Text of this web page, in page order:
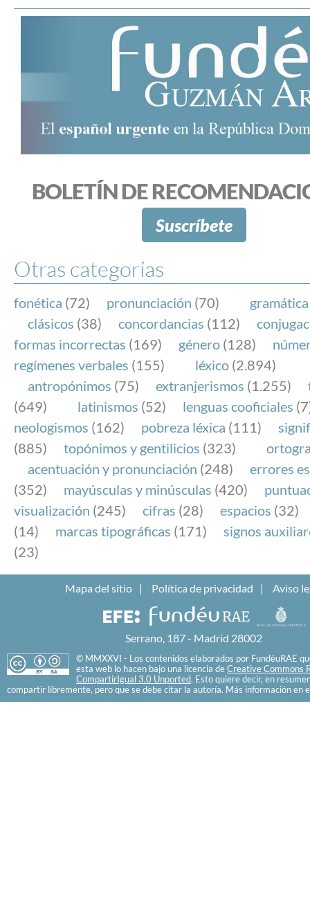
BOLETÍN DE
Suscríbete
Otras categorías
fonética (72) pronunciación (70) gramática
clásicos (38) concordancias (112)
formas incorrectas (169) género (128)
regímenes verbales (155) léxico (2.894)
antropónimos (75) extranjerismos (1.255)
(649)
latinismos (52) lenguas cooficiales
neologismos (162) pobreza léxica (111)
(885)
topónimos y gentilicios (323)
acentuación y pronunciación (248)
errores
(352)
mayúsculas y minúsculas (420)
visualización (245) cifras (28) espacios (32)
(14)
marcas tipográficas (171)
signos
(23)
Mapa del sitio Política de privacidad Aviso
Serrano, 187 - Madrid 28002
© MMXXVI - Los contenidos elaborados por FundéuRAE
esta web lo hacen bajo una licencia de Creative Commons
CompartirIgual 3.0 Unported. Esto quiere decir, en
compartir libremente, pero que se debe citar la autoría. Más información en